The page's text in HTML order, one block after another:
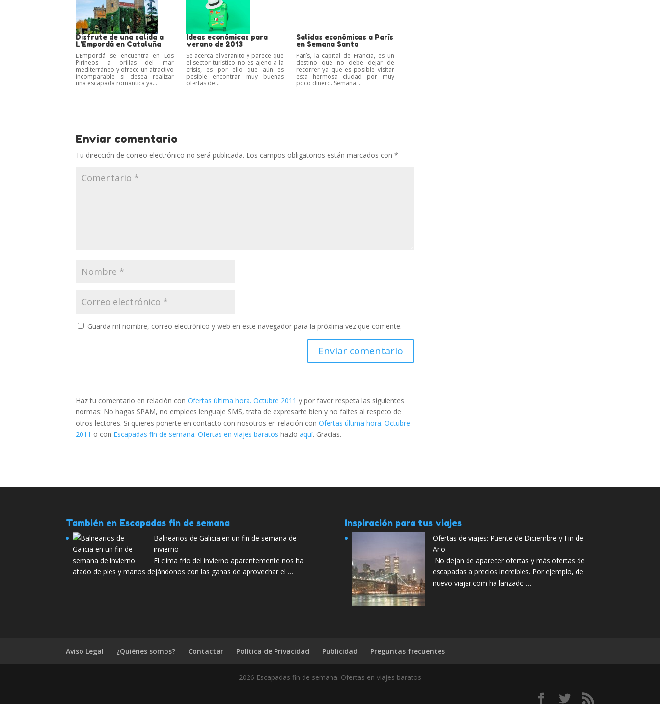
Disfrute de una salida a
L’Empordá en Cataluña
L’Empordá se encuentra en Los
Pirineos a orillas del mar
mediterráneo y ofrece un atractivo
incomparable si desea realizar
una escapada romántica ya...
Ideas económicas para
verano de 2013
Se acerca el veranito y parece que
el sector turístico no es ajeno a la
crisis, es por ello que aún es
posible encontrar muy buenas
ofertas de...
Salidas económicas a París
en Semana Santa
París, la capital de Francia, es un
destino que no debe dejar de
recorrer ya que es posible visitar
esta hermosa ciudad por muy
poco dinero. Semana...
Enviar comentario
Tu dirección de correo electrónico no será publicada. Los campos obligatorios están marcados con*
Guarda mi nombre, correo electrónico y web en este navegador para la próxima vez que comente.
Haz tu comentario en relación conOfertas última hora. Octubre 2011 y por favor respeta las siguientes
normas: No hagas SPAM, no emplees lenguaje SMS, trata de expresarte bien y no faltes al respeto de
otros lectores. Si quieres ponerte en contacto con nosotros en relación conOfertas última hora. Octubre
2011 o con Escapadas fin de semana. Ofertas en viajes baratos hazloaquí. Gracias.
También en Escapadas fin de semana
Balnearios de Galicia en un fin de semana de
invierno
El clima frío del invierno aparentemente nos ha
atado de pies y manos dejándonos con las ganas de aprovechar el …
Inspiración para tus viajes
Ofertas de viajes: Puente de Diciembre y Fin de
Año
No dejan de aparecer ofertas y más ofertas de
escapadas a precios increíbles. Por ejemplo, de
nuevo viajar.com ha lanzado …
Aviso Legal ¿Quiénes somos? Contactar Política de Privacidad Publicidad Preguntas frecuentes
2026 Escapadas fin de semana. Ofertas en viajes baratos